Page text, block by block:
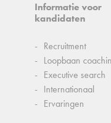
Informatie voor
kandidaten
Recruitment
Loopbaan
Executive search
Internationaal
Ervaringen